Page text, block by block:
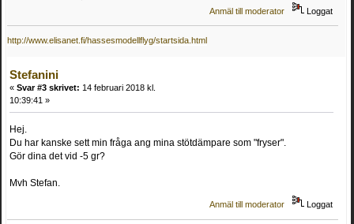
Anmäl till moderator
Loggat
http://www.elisanet.fi/hassesmodellflyg/startsida.html
Stefanini
« Svar #3 skrivet: 14 februari 2018 kl.
10:39:41 »
Hej.
Du har kanske sett min fråga ang mina stötdämpare som "fryser".
Gör dina det vid -5 gr?
Mvh Stefan.
Anmäl till moderator Loggat